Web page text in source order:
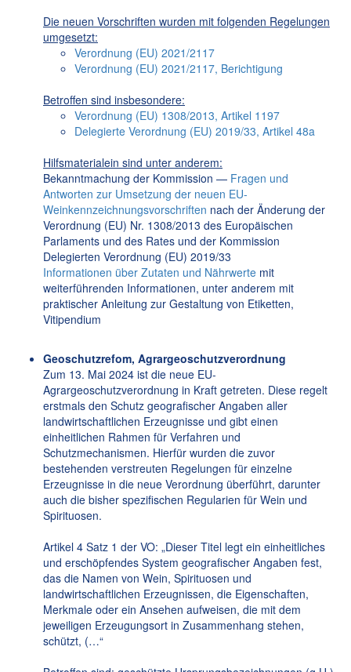
Die neuen Vorschriften wurden mit folgenden Regelungen
umgesetzt:
Verordnung (EU) 2021/2117
Verordnung (EU) 2021/2117, Berichtigung
Betroffen sind insbesondere:
Verordnung (EU) 1308/2013, Artikel 1197
Delegierte Verordnung (EU) 2019/33, Artikel 48a
Hilfsmaterialein sind unter anderem:
Bekanntmachung der Kommission — Fragen und
Antworten zur Umsetzung der neuen EU-
Weinkennzeichnungsvorschriften nach der Änderung der
Verordnung (EU) Nr. 1308/2013 des Europäischen
Parlaments und des Rates und der Kommission
Delegierten Verordnung (EU) 2019/33
Informationen über Zutaten und Nährwerte mit
weiterführenden Informationen, unter anderem mit
praktischer Anleitung zur Gestaltung von Etiketten,
Vitipendium
Geoschutzrefom, Agrargeoschutzverordnung
Zum 13. Mai 2024 ist die neue EU-
Agrargeoschutzverordnung in Kraft getreten. Diese regelt
erstmals den Schutz geografischer Angaben aller
landwirtschaftlichen Erzeugnisse und gibt einen
einheitlichen Rahmen für Verfahren und
Schutzmechanismen. Hierfür wurden die zuvor
bestehenden verstreuten Regelungen für einzelne
Erzeugnisse in die neue Verordnung überführt, darunter
auch die bisher spezifischen Regularien für Wein und
Spirituosen.
Artikel 4 Satz 1 der VO: „Dieser Titel legt ein einheitliches
und erschöpfendes System geografischer Angaben fest,
das die Namen von Wein, Spirituosen und
landwirtschaftlichen Erzeugnissen, die Eigenschaften,
Merkmale oder ein Ansehen aufweisen, die mit dem
jeweiligen Erzeugungsort in Zusammenhang stehen,
schützt, (…“